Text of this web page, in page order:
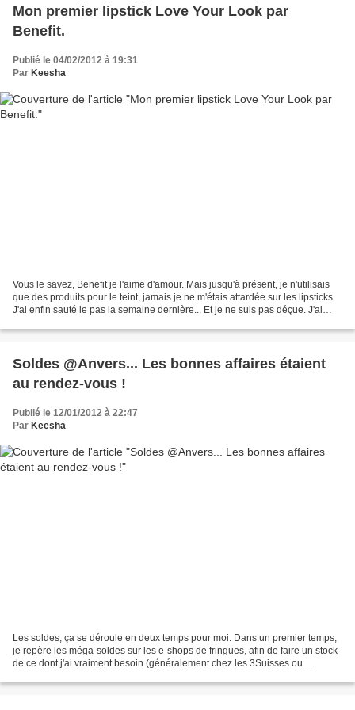
Mon premier lipstick Love Your Look par
Benefit.
Publié le 04/02/2012 à 19:31
Par Keesha
Vous le savez, Benefit je l'aime d'amour. Mais jusqu'à présent, je n'utilisais
que des produits pour le teint, jamais je ne m'étais attardée sur les lipsticks.
J'ai enfin sauté le pas la semaine dernière... Et je ne suis pas déçue. J'ai
Soldes @Anvers... Les bonnes affaires étaient
au rendez-vous !
Publié le 12/01/2012 à 22:47
Par Keesha
Les soldes, ça se déroule en deux temps pour moi. Dans un premier temps,
je repère les méga-soldes sur les e-shops de fringues, afin de faire un stock
de ce dont j'ai vraiment besoin (généralement chez les 3Suisses ou